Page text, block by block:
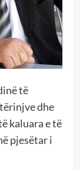
të
dhe
kaluara e të
pjesëtar i